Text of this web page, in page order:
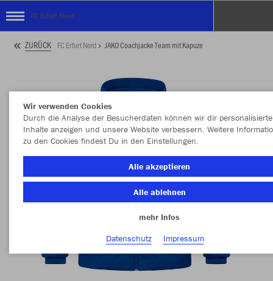
FC Erfurt Nord
ZURÜCK FC Erfurt Nord JAKO Coachjacke Team mit Kapuze
Wir verwenden Cookies
Durch die Analyse der Besucherdaten können wir dir personalisierte
Inhalte anzeigen und unsere Website verbessern. Weitere
zu den Cookies findest Du in den Einstellungen.
Alle akzeptieren
Alle ablehnen
mehr Infos
Datenschutz
Impressum